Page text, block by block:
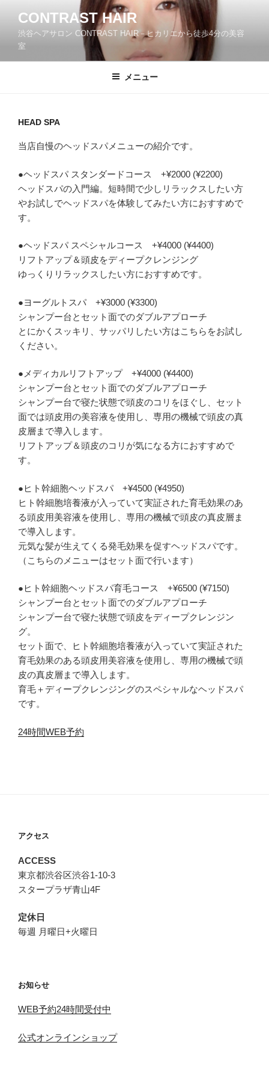
ツ
CONTRAST HAIR
渋谷ヘアサロン CONTRAST HAIR－ヒカリエから徒歩4分の美容
室
メニュー
HEAD SPA
当店自慢のヘッドスパメニューの紹介です。
●ヘッドスパ スタンダードコース +¥2000 (¥2200)
ヘッドスパの入門編。短時間で少しリラックスしたい方
やお試しでヘッドスパを体験してみたい方におすすめで
す。
●ヘッドスパ スペシャルコース +¥4000 (¥4400)
リフトアップ＆頭皮をディープクレンジング
ゆっくりリラックスしたい方におすすめです。
●ヨーグルトスパ +¥3000 (¥3300)
シャンプー台とセット面でのダブルアプローチ
とにかくスッキリ、サッパリしたい方はこちらをお試し
ください。
●メディカルリフトアップ +¥4000 (¥4400)
シャンプー台とセット面でのダブルアプローチ
シャンプー台で寝た状態で頭皮のコリをほぐし、セット
面では頭皮用の美容液を使用し、専用の機械で頭皮の真
皮層まで導入します。
リフトアップ＆頭皮のコリが気になる方におすすめで
す。
●ヒト幹細胞ヘッドスパ +¥4500 (¥4950)
ヒト幹細胞培養液が入っていて実証された育毛効果のあ
る頭皮用美容液を使用し、専用の機械で頭皮の真皮層ま
で導入します。
元気な髪が生えてくる発毛効果を促すヘッドスパです。
（こちらのメニューはセット面で行います）
●ヒト幹細胞ヘッドスパ育毛コース +¥6500 (¥7150)
シャンプー台とセット面でのダブルアプローチ
シャンプー台で寝た状態で頭皮をディープクレンジン
グ。
セット面で、
ヒト幹細胞培養液が入っていて実証された
育毛効果のある頭皮用美容液を使用し、専用の機械で頭
皮の真皮層まで導入します。
育毛＋ディープクレンジングのスペシャルなヘッドスパ
です。
24時間WEB予約
アクセス
ACCESS
東京都渋谷区渋谷1-10-3
スタープラザ青山4F
定休日
毎週 月曜日+火曜日
お知らせ
WEB予約24時間受付中
公式オンラインショップ